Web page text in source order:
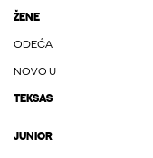
ŽENE
ODEĆA
NOVO U
TEKSAS
JUNIOR